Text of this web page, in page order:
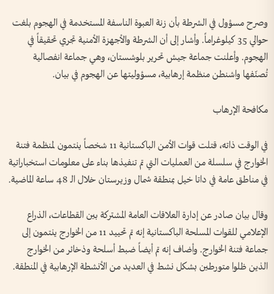
وصرح مسؤول في الشرطة بأن زنة العبوة الناسفة المستخدمة في الهجوم بلغت
حوالي 35 كيلوغراماً. وأشار إلى أن الشرطة والأجهزة الأمنية تجري تحقيقاً في
الهجوم. وأعلنت جماعة جيش تحرير بلوشستان، وهي جماعة انفصالية
تُصنّفها واشنطن منظمة إرهابية، مسؤوليتها عن الهجوم في بيان.
مكافحة الإرهاب
في الوقت ذاته، قتلت قوات الأمن الباكستانية 11 شخصاً ينتمون لمنظمة فتنة
الخوارج في سلسلة من العمليات التي تم تنفيذها بناء على معلومات استخباراتية
في مناطق عامة في داتا خيل بمنطقة شمال وزيرستان خلال الـ 48 ساعة الماضية.
وقال بيان صادر عن إدارة العلاقات العامة المشتركة بين القطاعات، الذراع
الإعلامي للقوات المسلحة الباكستانية إنه تم تحييد 11 من الخوارج ينتمون إلى
جماعة فتنة الخوارج. وأضاف إنه تم أيضاً ضبط أسلحة وذخائر من الخوارج
الذين ظلوا متورطين بشكل نشط في العديد من الأنشطة الإرهابية في المنطقة.